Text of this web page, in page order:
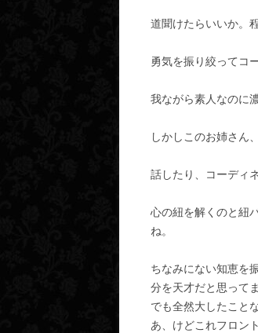
道聞けたらいいか。
勇気を振り絞ってコ
我ながら素人なのに
しかしこのお姉さん
話したり、コーディ
心の紐を解くのと紐
ね。
ちなみにない知恵を
分を天才だと思ってま
でも全然大したこと
あ、けどこれフロン